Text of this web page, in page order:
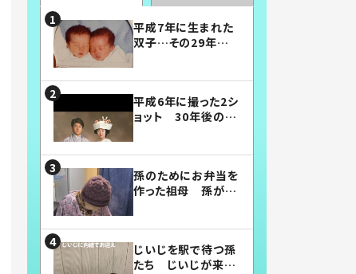
平成7年に生まれた
双子…その29年後
平成6年に撮った2シ
ョット 30年後の姿
孫のためにお弁当を
作った祖母 孫が絶
じいじを駅で待つ孫
たち じいじが来た